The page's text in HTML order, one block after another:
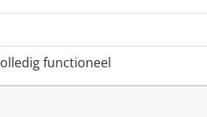
functioneel